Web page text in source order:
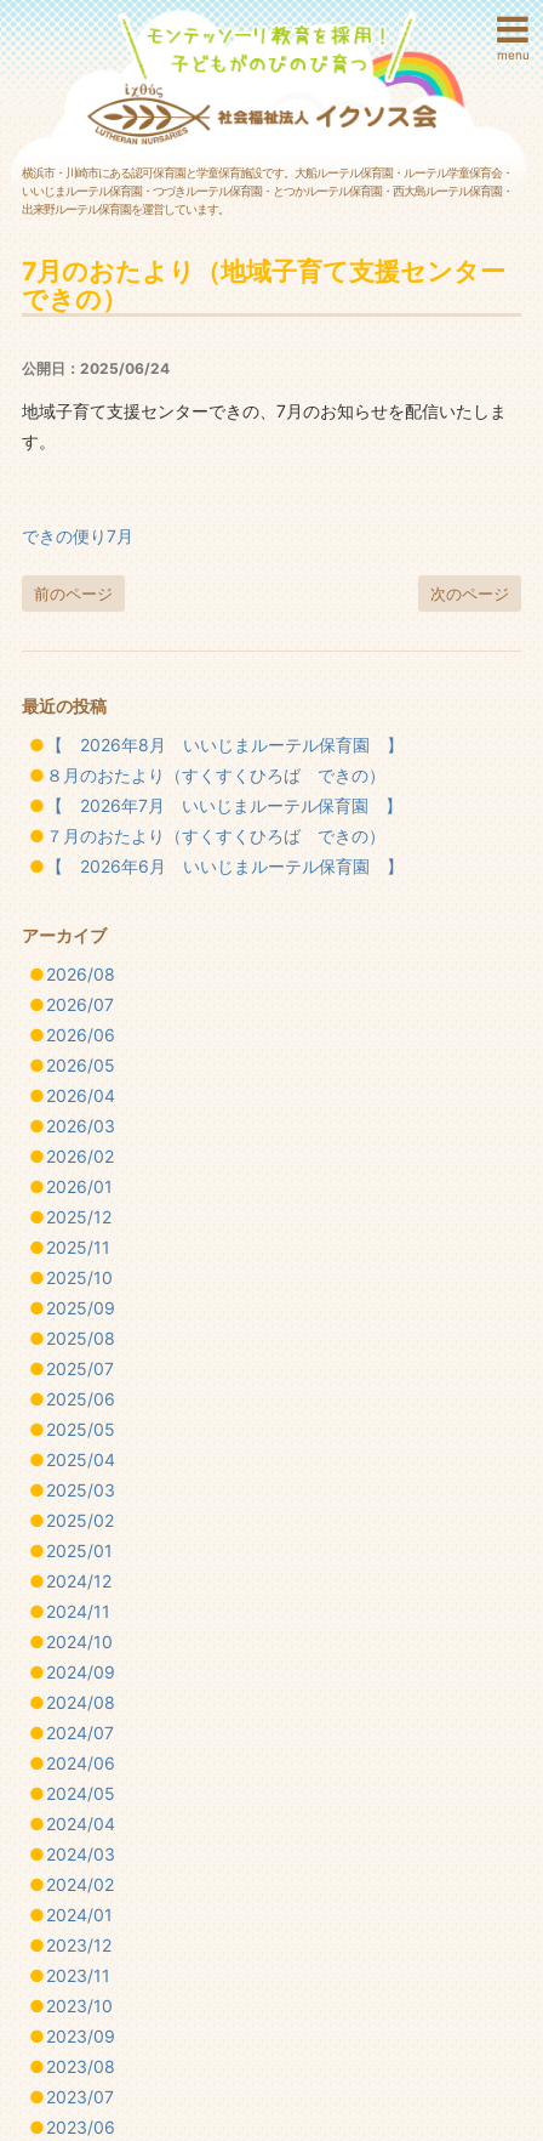
menu
横浜市・川崎市にある認可保育園と学童保育施設です。大船ルーテル保育園・ルーテル学童保育会・
いいじまルーテル保育園・つづきルーテル保育園・とつかルーテル保育園・西大島ルーテル保育園・
出来野ルーテル保育園を運営しています。
7月のおたより（地域子育て支援センター
できの）
公開日：2025/06/24
地域子育て支援センターできの、7月のお知らせを配信いたしま
す。
できの便り7月
前のページ 次のページ
最近の投稿
【 2026年8月 いいじまルーテル保育園 】
８月のおたより（すくすくひろば できの）
【 2026年7月 いいじまルーテル保育園 】
７月のおたより（すくすくひろば できの）
【 2026年6月 いいじまルーテル保育園 】
アーカイブ
2026/08
2026/07
2026/06
2026/05
2026/04
2026/03
2026/02
2026/01
2025/12
2025/11
2025/10
2025/09
2025/08
2025/07
2025/06
2025/05
2025/04
2025/03
2025/02
2025/01
2024/12
2024/11
2024/10
2024/09
2024/08
2024/07
2024/06
2024/05
2024/04
2024/03
2024/02
2024/01
2023/12
2023/11
2023/10
2023/09
2023/08
2023/07
2023/06